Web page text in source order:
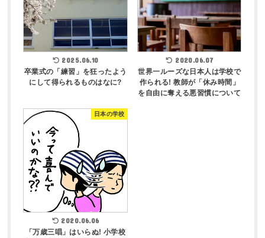
2025.06.10
卒業式の「練習」を狂ったよう
にして得られるものはなに?
2020.06.07
世界一ルーズな日本人は学校で
作られる! 教師が「休み時間」
を自由に奪える悪習慣について
日本の学校
2020.06.06
「万歳三唱」はいらぬ! 小学校